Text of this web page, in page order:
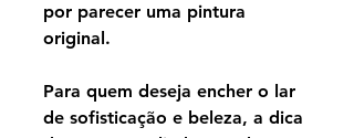
por parecer uma pintura
original.
Para quem deseja encher o lar
de sofisticação e beleza, a dica